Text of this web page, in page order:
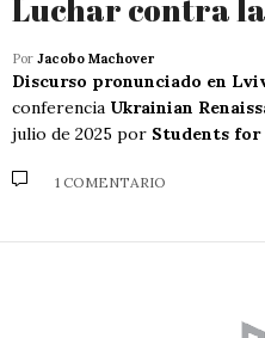
Luchar contra
Por Jacobo Machover
Discurso pronunciado en
conferencia Ukrainian
julio de 2025 por Students
1 COMENTARIO